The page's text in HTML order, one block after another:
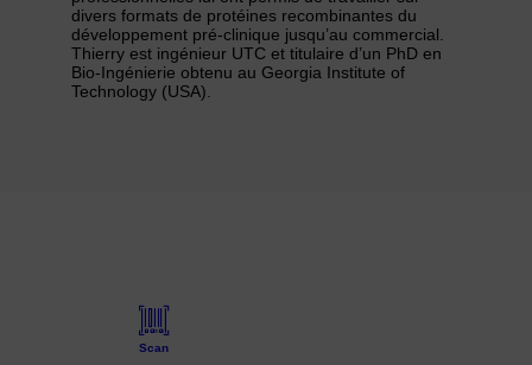
divers formats de protéines recombinantes du
développement pré-clinique jusqu’au commercial.
Thierry est ingénieur UTC et titulaire d’un PhD en
Bio-Ingénierie obtenu au Georgia Institute of
Technology (USA).
Scan